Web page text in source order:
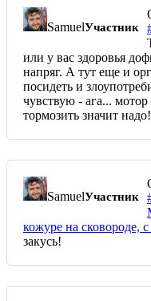
SamuelУчастник
или у вас здоровья
напряг. А тут еще и
посидеть и
чувствую - ага... мотор
тормозить значит надо!
SamuelУчастник
кожуре на сковороде,
закусь!